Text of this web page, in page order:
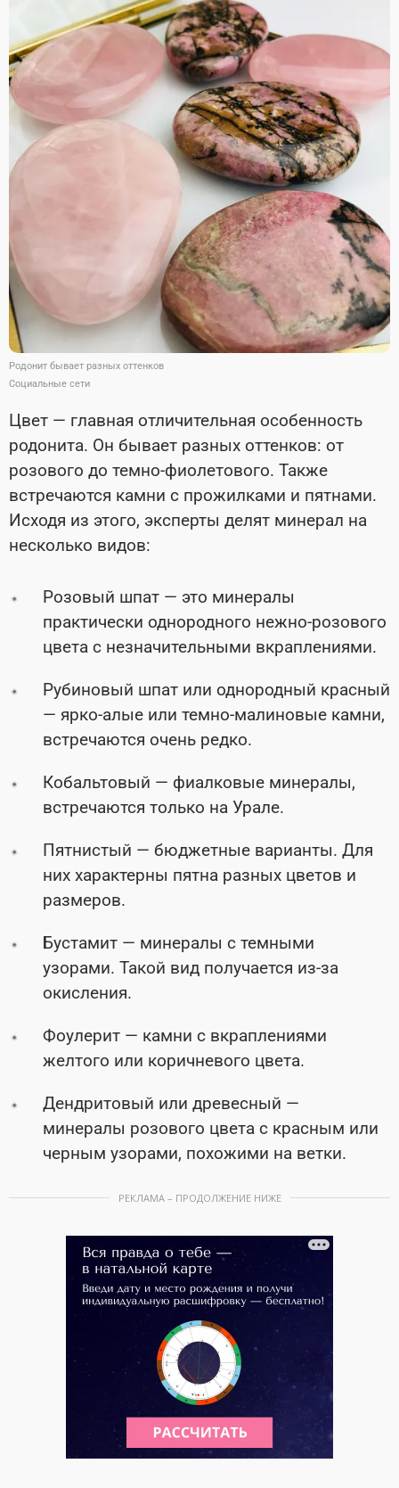
Родонит бывает разных оттенков
Социальные сети
Цвет — главная отличительная особенность
родонита. Он бывает разных оттенков: от
розового до темно-фиолетового. Также
встречаются камни с прожилками и пятнами.
Исходя из этого, эксперты делят минерал на
несколько видов:
Розовый шпат — это минералы
практически однородного нежно-розового
цвета с незначительными вкраплениями.
Рубиновый шпат или однородный красный
— ярко-алые или темно-малиновые камни,
встречаются очень редко.
Кобальтовый — фиалковые минералы,
встречаются только на Урале.
Пятнистый — бюджетные варианты. Для
них характерны пятна разных цветов и
размеров.
Бустамит — минералы с темными
узорами. Такой вид получается из-за
окисления.
Фоулерит — камни с вкраплениями
желтого или коричневого цвета.
Дендритовый или древесный —
минералы розового цвета с красным или
черным узорами, похожими на ветки.
РЕКЛАМА – ПРОДОЛЖЕНИЕ НИЖЕ